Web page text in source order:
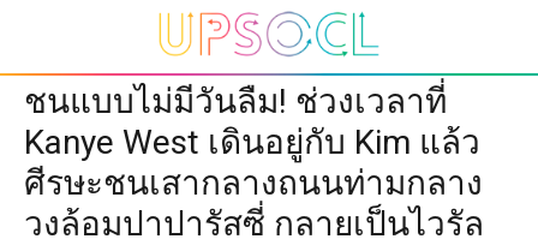
ชนแบบไม่มีวันลืม! ช่วงเวลาที่
Kanye West เดินอยู่กับ Kim แล้ว
ศีรษะชนเสากลางถนนท่ามกลาง
วงล้อมปาปารัสซี่ กลายเป็นไวรัล